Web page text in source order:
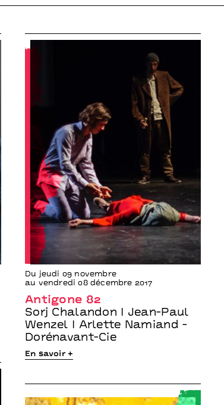
Du jeudi 09 novembre
au vendredi 08 décembre 2017
Antigone 82
Sorj Chalandon I Jean-Paul
Wenzel I Arlette Namiand -
Dorénavant-Cie
En savoir +